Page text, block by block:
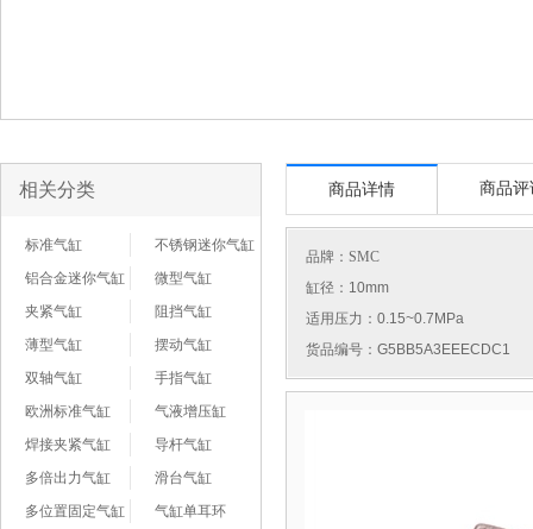
相关分类
标准气缸
不锈钢迷你气缸
铝合金迷你气缸
微型气缸
夹紧气缸
阻挡气缸
薄型气缸
摆动气缸
双轴气缸
手指气缸
欧洲标准气缸
气液增压缸
焊接夹紧气缸
导杆气缸
多倍出力气缸
滑台气缸
多位置固定气缸
气缸单耳环
商品详情 商品评
品牌： SMC
缸径：10mm
适用压力：0.15~0.7MPa
货品编号：G5BB5A3EEECDC1